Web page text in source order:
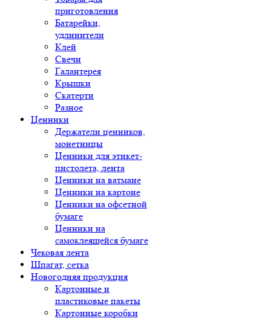
приготовления
Батарейки,
удлинители
Клей
Свечи
Галантерея
Крышки
Скатерти
Разное
Ценники
Держатели ценников,
монетницы
Ценники для этикет-
пистолета, лента
Ценники на ватмане
Ценники на картоне
Ценники на офсетной
бумаге
Ценники на
самоклеящейся бумаге
Чековая лента
Шпагат, сетка
Новогодняя продукция
Картонные и
пластиковые пакеты
Картонные коробки